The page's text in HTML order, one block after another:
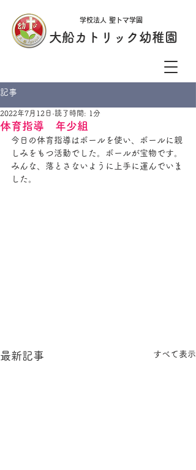
学校法人 聖トマ学園
大船カトリック幼稚園
記事
体育指導 年少組
2022年7月12日 読了時間: 1分
今日の体育指導はボールを使い、ボールに親
しみをもつ活動でした。ボールが宝物です。
みんな、落とさないように上手に運んでいま
した。
最新記事 すべて表示